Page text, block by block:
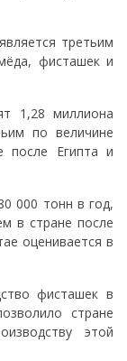
третьим
фисташек и
1,28 миллиона
по величине
после Египта и
000 тонн в год,
в стране после
оценивается в
фисташек в
стране
этой